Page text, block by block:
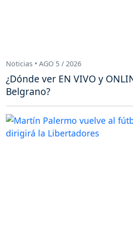
Noticias • AGO 5 / 2026
¿Dónde ver EN VIVO y
Belgrano?